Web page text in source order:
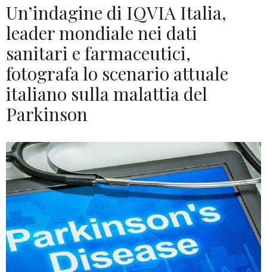
Un’indagine di IQVIA Italia,
leader mondiale nei dati
sanitari e farmaceutici,
fotografa lo scenario attuale
italiano sulla malattia del
Parkinson